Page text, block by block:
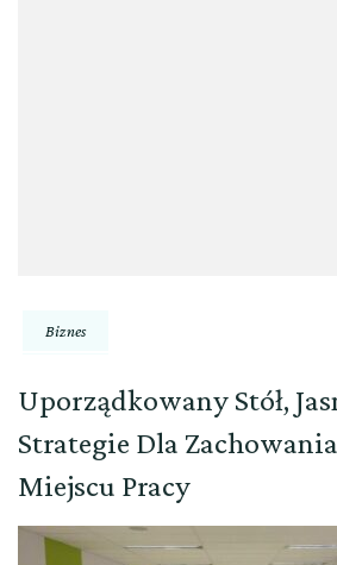
Biznes
Uporządkowany Stół,
Strategie Dla
Miejscu Pracy